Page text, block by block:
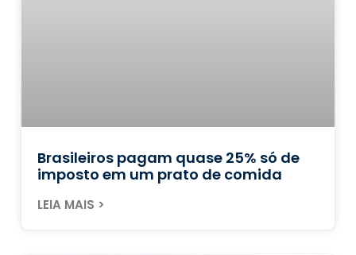
Brasileiros pagam quase 25% só de
imposto em um prato de comida
LEIA MAIS >